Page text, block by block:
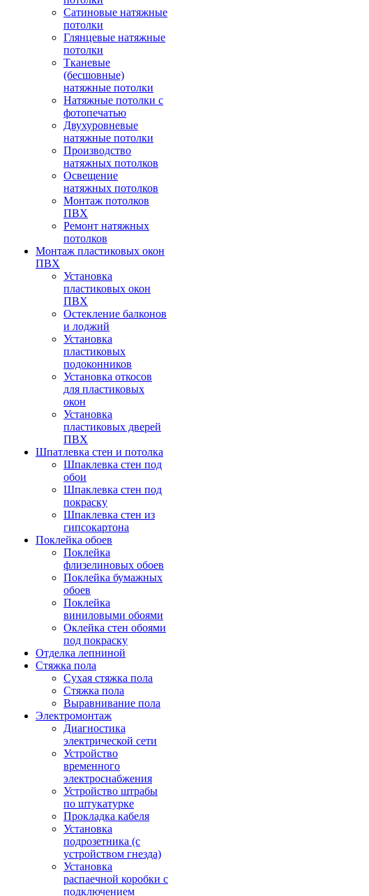
Сатиновые натяжные
потолки
Глянцевые натяжные
потолки
Тканевые
(бесшовные)
натяжные потолки
Натяжные потолки с
фотопечатью
Двухуровневые
натяжные потолки
Производство
натяжных потолков
Освещение
натяжных потолков
Монтаж потолков
ПВХ
Ремонт натяжных
потолков
Монтаж пластиковых окон
ПВХ
Установка
пластиковых окон
ПВХ
Остекление балконов
и лоджий
Установка
пластиковых
подоконников
Установка откосов
для пластиковых
окон
Установка
пластиковых дверей
ПВХ
Шпатлевка стен и потолка
Шпаклевка стен под
обои
Шпаклевка стен под
покраску
Шпаклевка стен из
гипсокартона
Поклейка обоев
Поклейка
флизелиновых обоев
Поклейка бумажных
обоев
Поклейка
виниловыми обоями
Оклейка стен обоями
под покраску
Отделка лепниной
Стяжка пола
Сухая стяжка пола
Стяжка пола
Выравнивание пола
Электромонтаж
Диагностика
электрической сети
Устройство
временного
электроснабжения
Устройство штрабы
по штукатурке
Прокладка кабеля
Установка
подрозетника (с
устройством гнезда)
Установка
распаечной коробки с
подключением